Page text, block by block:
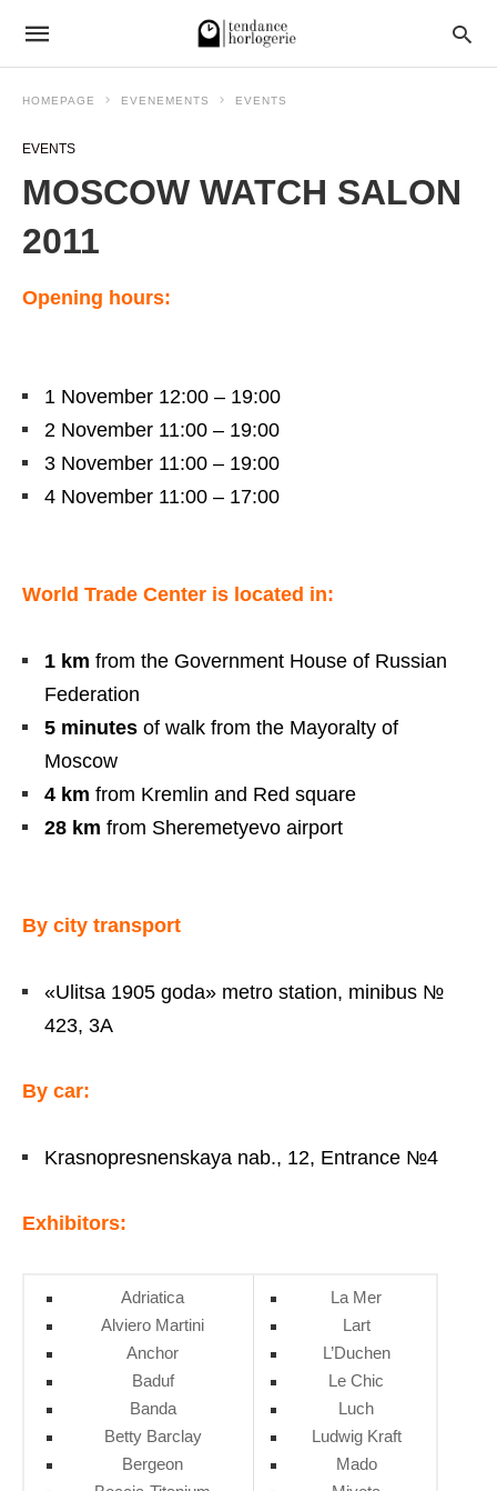
HOMEPAGE EVENEMENTS EVENTS
EVENTS
MOSCOW WATCH SALON
2011
Opening hours:
1 November 12:00 – 19:00
2 November 11:00 – 19:00
3 November 11:00 – 19:00
4 November 11:00 – 17:00
World Trade Center is located in:
1 km from the Government House of Russian
Federation
5 minutes of walk from the Mayoralty of
Moscow
4 km from Kremlin and Red square
28 km from Sheremetyevo airport
By city transport
«Ulitsa 1905 goda» metro station, minibus №
423, 3A
By car:
Krasnopresnenskaya nab., 12, Entrance №4
Exhibitors:
Adriatica
Alviero Martini
Anchor
Baduf
Banda
Betty Barclay
Bergeon
La Mer
Lart
L’Duchen
Le Chic
Luch
Ludwig Kraft
Mado